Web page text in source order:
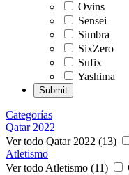
Ovins
Sensei
Simbra
SixZero
Sufix
Yashima
Categorías
Qatar 2022
Ver todo Qatar 2022 (13)
Atletismo
Ver todo Atletismo (11)